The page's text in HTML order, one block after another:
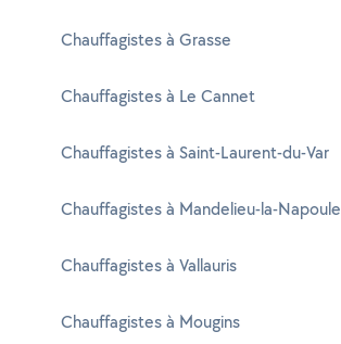
Chauffagistes à Grasse
Chauffagistes à Le Cannet
Chauffagistes à Saint-Laurent-du-Var
Chauffagistes à Mandelieu-la-Napoule
Chauffagistes à Vallauris
Chauffagistes à Mougins